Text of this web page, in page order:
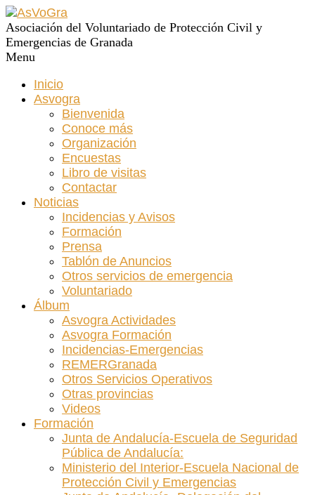
Asociación del Voluntariado de Protección Civil y
Emergencias de Granada
Menu
Inicio
Asvogra
Bienvenida
Conoce más
Organización
Encuestas
Libro de visitas
Contactar
Noticias
Incidencias y Avisos
Formación
Prensa
Tablón de Anuncios
Otros servicios de emergencia
Voluntariado
Álbum
Asvogra Actividades
Asvogra Formación
Incidencias-Emergencias
REMERGranada
Otros Servicios Operativos
Otras provincias
Videos
Formación
Junta de Andalucía-Escuela de Seguridad
Pública de Andalucía:
Ministerio del Interior-Escuela Nacional de
Protección Civil y Emergencias